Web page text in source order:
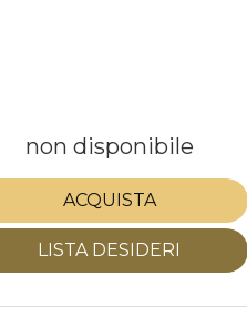
non disponibile
ACQUISTA
LISTA DESIDERI